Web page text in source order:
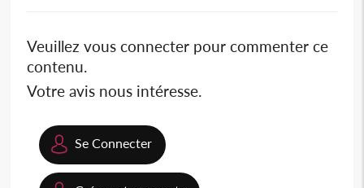
Veuillez vous connecter pour commenter ce
contenu.
Votre avis nous intéresse.
Se Connecter